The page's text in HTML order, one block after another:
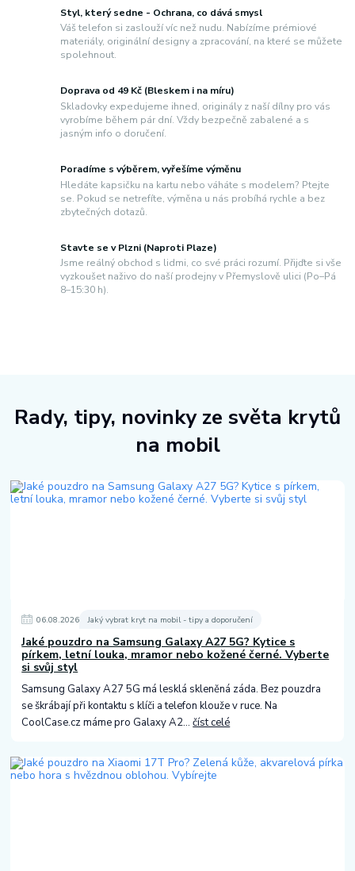
Styl, který sedne - Ochrana, co dává smysl
Váš telefon si zaslouží víc než nudu. Nabízíme prémiové
materiály, originální designy a zpracování, na které se můžete
spolehnout.
Doprava od 49 Kč (Bleskem i na míru)
Skladovky expedujeme ihned, originály z naší dílny pro vás
vyrobíme během pár dní. Vždy bezpečně zabalené a s
jasným info o doručení.
Poradíme s výběrem, vyřešíme výměnu
Hledáte kapsičku na kartu nebo váháte s modelem? Ptejte
se. Pokud se netrefíte, výměna u nás probíhá rychle a bez
zbytečných dotazů.
Stavte se v Plzni (Naproti Plaze)
Jsme reálný obchod s lidmi, co své práci rozumí. Přijďte si vše
vyzkoušet naživo do naší prodejny v Přemyslově ulici (Po–Pá
8–15:30 h).
Rady, tipy, novinky ze světa krytů
na mobil
06.08.2026 Jaký vybrat kryt na mobil - tipy a doporučení
Jaké pouzdro na Samsung Galaxy A27 5G? Kytice s
pírkem, letní louka, mramor nebo kožené černé. Vyberte
si svůj styl
Samsung Galaxy A27 5G má lesklá skleněná záda. Bez pouzdra
se škrábají při kontaktu s klíči a telefon klouže v ruce. Na
CoolCase.cz máme pro Galaxy A2...číst celé